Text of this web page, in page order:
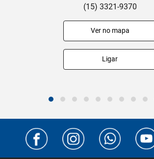
(15) 3321-9370
Ver no mapa
Ligar